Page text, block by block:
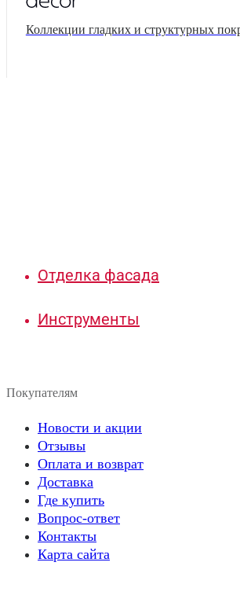
Коллекции гладких и структурных
Отделка фасада
Инструменты
Покупателям
Новости и акции
Отзывы
Оплата и возврат
Доставка
Где купить
Вопрос-ответ
Контакты
Карта сайта